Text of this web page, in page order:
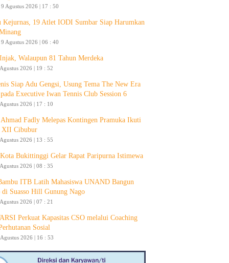
Agustus 2026 | 17 : 50
Kejurnas, 19 Atlet IODI Sumbar Siap Harumkan
Agustus 2026 | 06 : 40
Walaupun 81 Tahun Merdeka
2026 | 19 : 52
Siap Adu Gengsi, Usung Tema The New Era
Executive Iwan Tennis Club Session 6
2026 | 17 : 10
Ahmad Fadly Melepas Kontingen Pramuka Ikuti
XII Cibubur
2026 | 13 : 55
Bukittinggi Gelar Rapat Paripurna Istimewa
2026 | 08 : 35
ITB Latih Mahasiswa UNAND Bangun
di Suasso Hill Gunung Nago
2026 | 07 : 21
Perkuat Kapasitas CSO melalui Coaching
Sosial
2026 | 16 : 53